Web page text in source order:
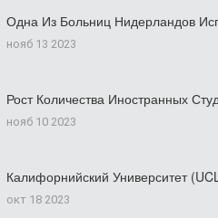
Одна Из Больниц Нидерландов
нояб 13 2023
Рост Количества Иностранных
нояб 10 2023
Калифорнийский Университет
окт 18 2023